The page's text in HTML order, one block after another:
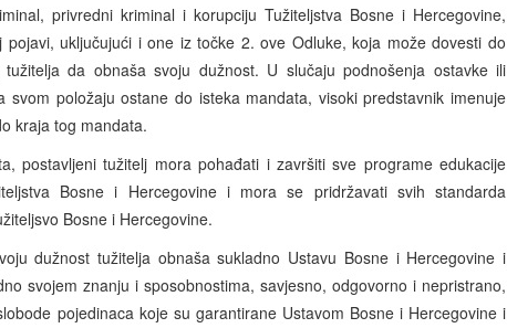
privredni kriminal i korupciju Tužiteljstva Bosne i Hercegovine,
uključujući i one iz točke 2. ove Odluke, koja može dovesti do
tužitelja da obnaša svoju dužnost. U slučaju podnošenja ostavke ili
svom položaju ostane do isteka mandata, visoki predstavnik imenuje
kraja tog mandata.
tužitelj mora pohađati i završiti sve programe edukacije
Bosne i Hercegovine i mora se pridržavati svih standarda
Bosne i Hercegovine.
dužnost tužitelja obnaša sukladno Ustavu Bosne i Hercegovine i
svojem znanju i sposobnostima, savjesno, odgovorno i nepristrano,
pojedinaca koje su garantirane Ustavom Bosne i Hercegovine i